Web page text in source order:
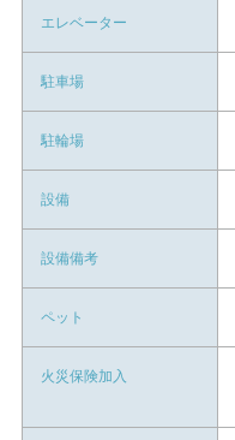
エレベーター
駐車場
駐輪場
設備
設備備考
ペット
火災保険加入